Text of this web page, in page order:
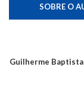
SOBRE O
Guilherme Baptista